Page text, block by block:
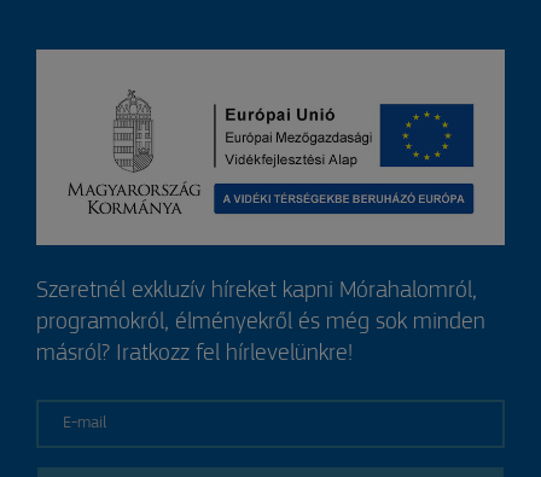
Szeretnél exkluzív híreket kapni Mórahalomról,
programokról, élményekről és még sok minden
másról? Iratkozz fel hírlevelünkre!